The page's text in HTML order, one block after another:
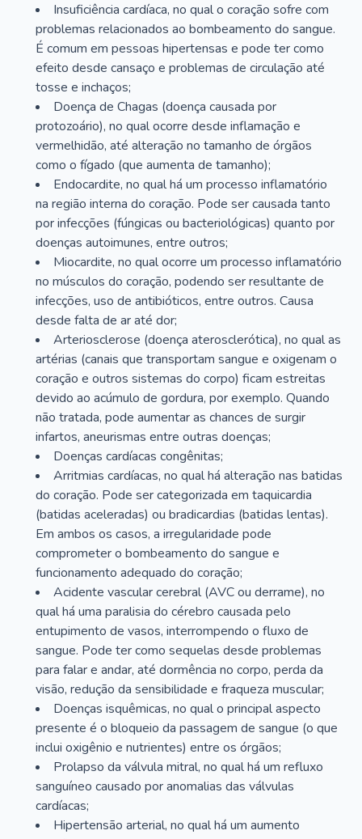
Insuficiência cardíaca, no qual o coração sofre com
problemas relacionados ao bombeamento do sangue.
É comum em pessoas hipertensas e pode ter como
efeito desde cansaço e problemas de circulação até
tosse e inchaços;
Doença de Chagas (doença causada por
protozoário), no qual ocorre desde inflamação e
vermelhidão, até alteração no tamanho de órgãos
como o fígado (que aumenta de tamanho);
Endocardite, no qual há um processo inflamatório
na região interna do coração. Pode ser causada tanto
por infecções (fúngicas ou bacteriológicas) quanto por
doenças autoimunes, entre outros;
Miocardite, no qual ocorre um processo inflamatório
no músculos do coração, podendo ser resultante de
infecções, uso de antibióticos, entre outros. Causa
desde falta de ar até dor;
Arteriosclerose (doença aterosclerótica), no qual as
artérias (canais que transportam sangue e oxigenam o
coração e outros sistemas do corpo) ficam estreitas
devido ao acúmulo de gordura, por exemplo. Quando
não tratada, pode aumentar as chances de surgir
infartos, aneurismas entre outras doenças;
Doenças cardíacas congênitas;
Arritmias cardíacas, no qual há alteração nas batidas
do coração. Pode ser categorizada em taquicardia
(batidas aceleradas) ou bradicardias (batidas lentas).
Em ambos os casos, a irregularidade pode
comprometer o bombeamento do sangue e
funcionamento adequado do coração;
Acidente vascular cerebral (AVC ou derrame), no
qual há uma paralisia do cérebro causada pelo
entupimento de vasos, interrompendo o fluxo de
sangue. Pode ter como sequelas desde problemas
para falar e andar, até dormência no corpo, perda da
visão, redução da sensibilidade e fraqueza muscular;
Doenças isquêmicas, no qual o principal aspecto
presente é o bloqueio da passagem de sangue (o que
inclui oxigênio e nutrientes) entre os órgãos;
Prolapso da válvula mitral, no qual há um refluxo
sanguíneo causado por anomalias das válvulas
cardíacas;
Hipertensão arterial, no qual há um aumento